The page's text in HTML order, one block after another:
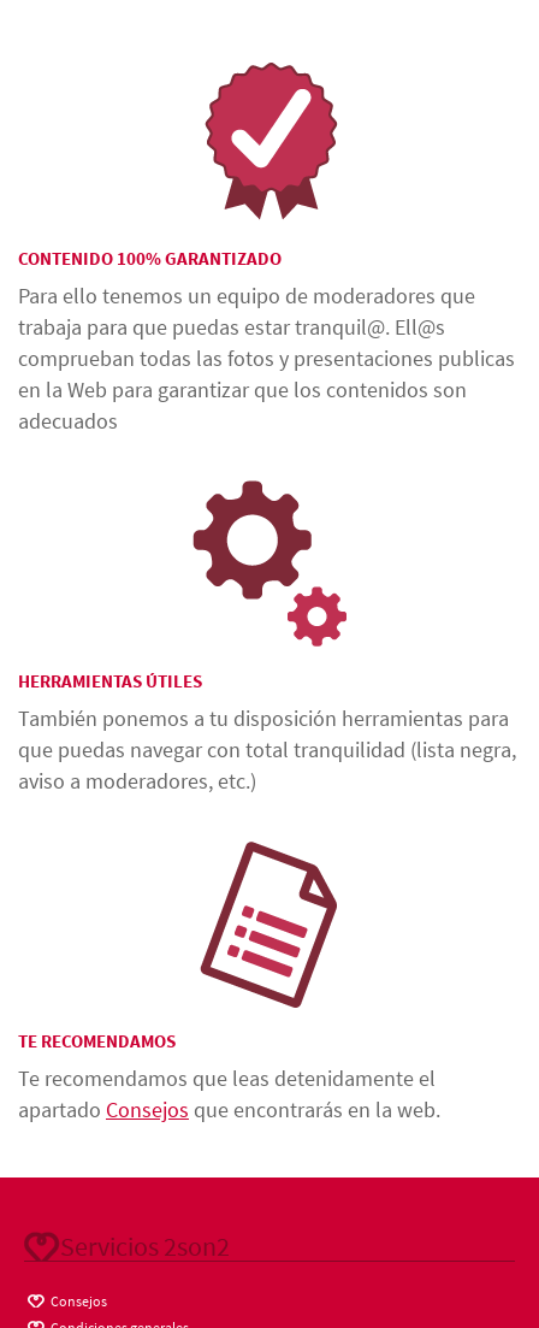
CONTENIDO 100% GARANTIZADO
Para ello tenemos un equipo de moderadores que
trabaja para que puedas estar tranquil@. Ell@s
comprueban todas las fotos y presentaciones publicas
en la Web para garantizar que los contenidos son
adecuados
HERRAMIENTAS ÚTILES
También ponemos a tu disposición herramientas para
que puedas navegar con total tranquilidad (lista negra,
aviso a moderadores, etc.)
TE RECOMENDAMOS
Te recomendamos que leas detenidamente el
apartado Consejos que encontrarás en la web.
Servicios 2son2
Consejos